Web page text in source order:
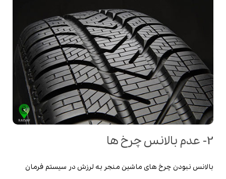
2- عدم بالانس چرخ ها
بالانس نبودن چرخ های ماشین منجر به لرزش در سیستم فرمان